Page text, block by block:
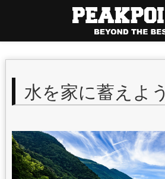
水を家に蓄えよう